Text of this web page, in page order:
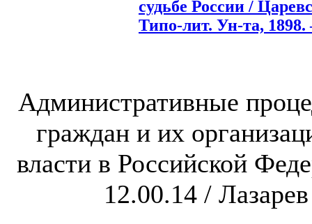
судьбе России /
Типо-лит. Ун-та, 1898.
Административные
граждан и их
власти в Российской
12.00.14 /